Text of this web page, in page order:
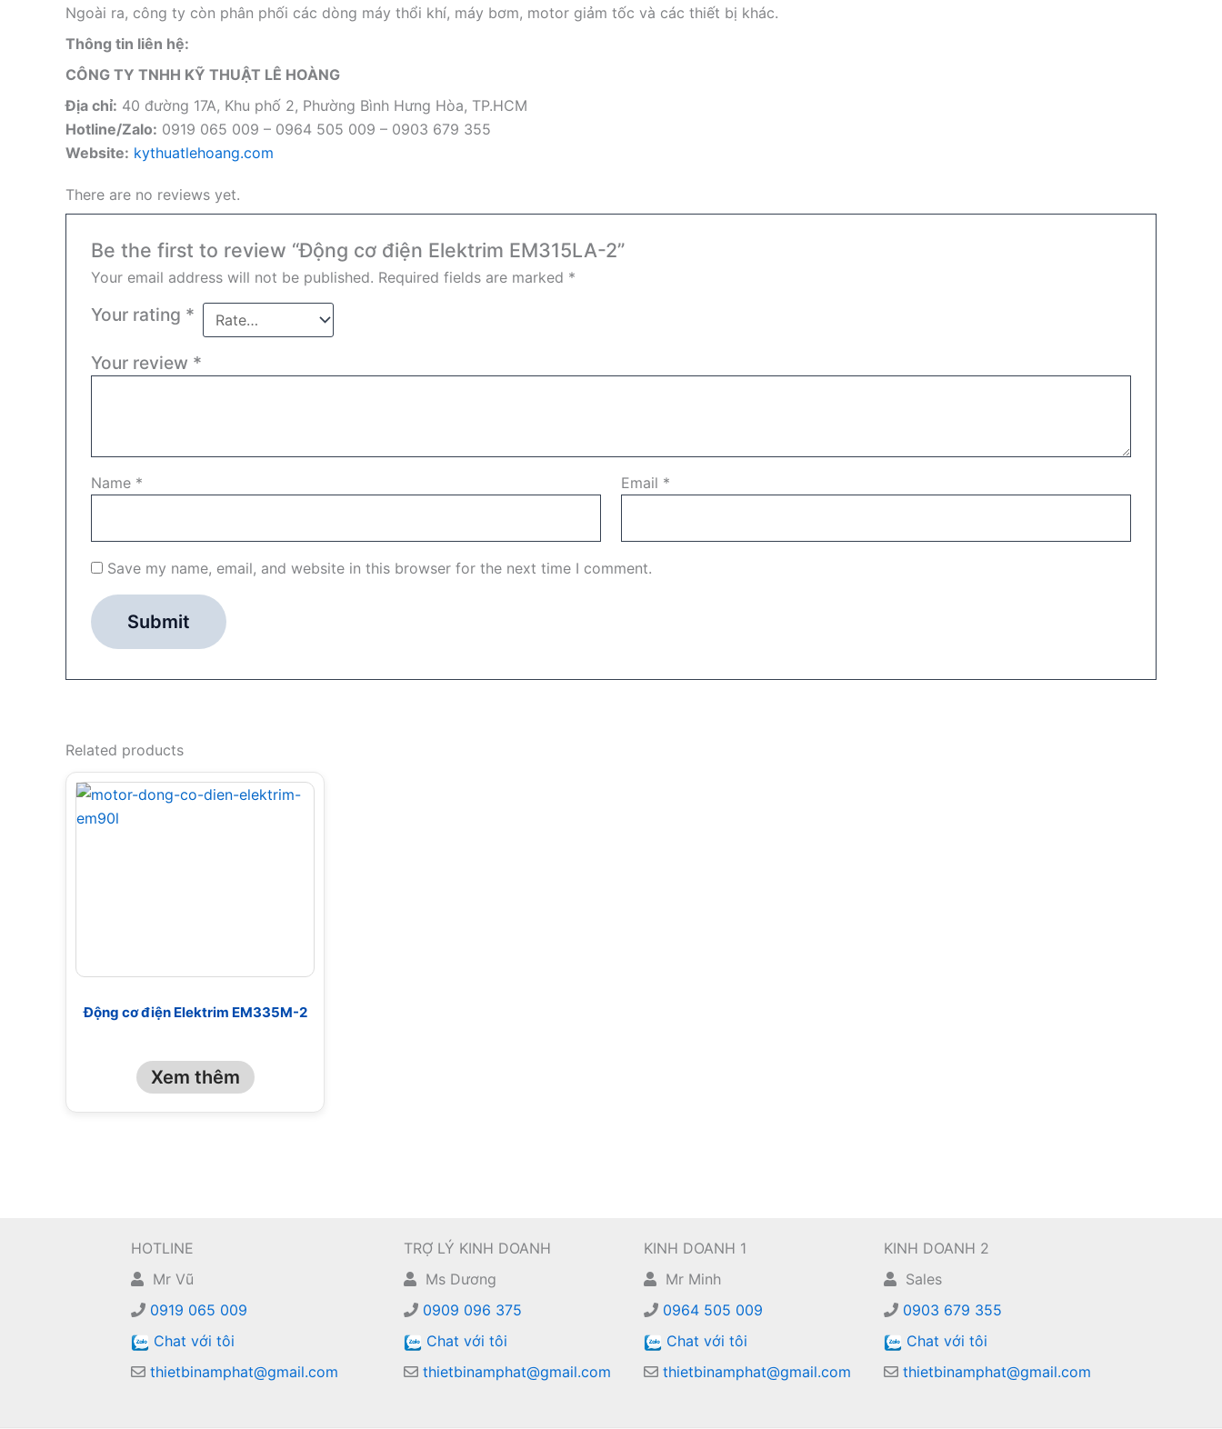
Ngoài ra, công ty còn phân phối các dòng máy thổi khí, máy bơm, motor giảm tốc và các thiết bị khác.
Thông tin liên hệ:
CÔNG TY TNHH KỸ THUẬT LÊ HOÀNG
Địa chỉ: 40 đường 17A, Khu phố 2, Phường Bình Hưng Hòa, TP.HCM
Hotline/Zalo: 0919 065 009 – 0964 505 009 – 0903 679 355
Website: kythuatlehoang.com
There are no reviews yet.
Be the first to review “Động cơ điện Elektrim EM315LA-2”
Your email address will not be published. Required fields are marked *
Your rating *
Your review *
Name * Email *
Save my name, email, and website in this browser for the next time I comment.
Related products
Động cơ điện Elektrim EM335M-2
Xem thêm
HOTLINE
Mr Vũ
0919 065 009
Chat với tôi
thietbinamphat@gmail.com
TRỢ LÝ KINH DOANH
Ms Dương
0909 096 375
Chat với tôi
thietbinamphat@gmail.com
KINH DOANH 1
Mr Minh
0964 505 009
Chat với tôi
thietbinamphat@gmail.com
KINH DOANH 2
Sales
0903 679 355
Chat với tôi
thietbinamphat@gmail.com